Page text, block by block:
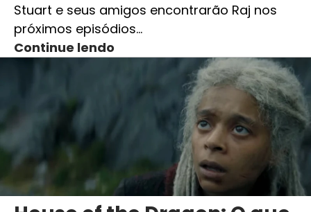
Stuart e seus amigos encontrarão Raj nos
próximos episódios…
Continue lendo